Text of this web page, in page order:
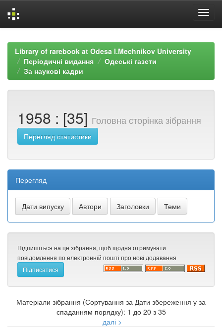
navigationLibrary of rarebook at Odesa I.Mechnikov University
Періодичні видання
Одеські газети
За наукові кадри
1958 : [35] Головна сторінка зібрання
Перегляд статистики
Перегляд
Підпишіться на це зібрання, щоб щодня отримувати
повідомлення по електронній пошті про нові додавання
Матеріали зібрання (Сортування за Дати збереження у за
спаданням порядку): 1 до 20 з 35
далі >